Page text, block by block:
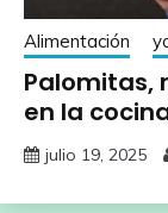
Alimentación
Palomitas,
en la
julio 19, 2025